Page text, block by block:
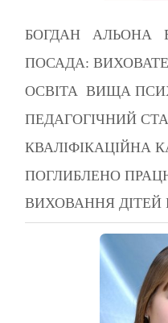
БОГДАН АЛЬОНА
ПОСАДА:
ОСВІТА ВИЩА
ПЕДАГОГІЧНИЙ
КВАЛІФІКАЦІЙНА
ПОГЛИБЛЕНО
ВИХОВАННЯ ДІТЕЙ